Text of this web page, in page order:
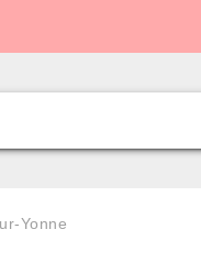
Yonne